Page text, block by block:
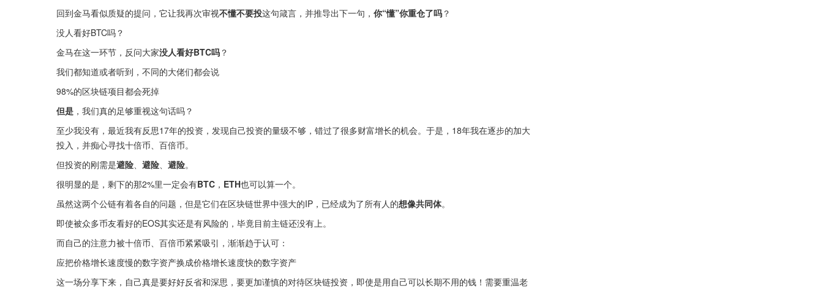
回到金马看似质疑的提问，它让我再次审视不懂不要投这句箴言，并推导出下一句， 你“懂”你重仓了吗 ？
没人看好BTC吗？
金马在这一环节，反问大家没人看好BTC吗 ？
我们都知道或者听到，不同的大佬们都会说
98%的区块链项目都会死掉
但是 ，我们真的足够重视这句话吗？
至少我没有，最近我有反思17年的投资，发现自己投资的量级不够，错过了很多财富增长的机会。于是，18年我在逐步的加大
投入，并痴心寻找十倍币、百倍币。
但投资的刚需是避险 避险 避险。
很明显的是，剩下的那2%里一定会有BTC ， ETH也可以算一个。
虽然这两个公链有着各自的问题，但是它们在区块链世界中强大的IP，已经成为了所有人的想像共同体。
即使被众多币友看好的EOS其实还是有风险的，毕竟目前主链还没有上。
而自己的注意力被十倍币、百倍币紧紧吸引，渐渐趋于认可：
应把价格增长速度慢的数字资产换成价格增长速度快的数字资产
这一场分享下来，自己真是要好好反省和深思，要更加谨慎的对待区块链投资，即使是用自己可以长期不用的钱！需要重温老